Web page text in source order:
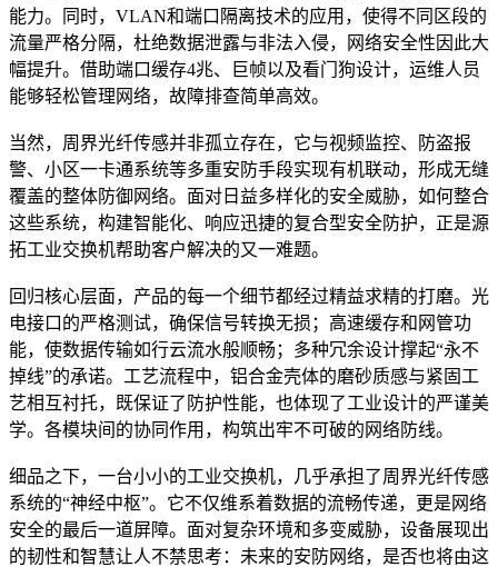
能力。同时，VLAN和端口隔离技术的应用，使得不同区段的
流量严格分隔，杜绝数据泄露与非法入侵，网络安全性因此大
幅提升。借助端口缓存4兆、巨帧以及看门狗设计，运维人员
能够轻松管理网络，故障排查简单高效。
当然，周界光纤传感并非孤立存在，它与视频监控、防盗报
警、小区一卡通系统等多重安防手段实现有机联动，形成无缝
覆盖的整体防御网络。面对日益多样化的安全威胁，如何整合
这些系统，构建智能化、响应迅捷的复合型安全防护，正是源
拓工业交换机帮助客户解决的又一难题。
回归核心层面，产品的每一个细节都经过精益求精的打磨。光
电接口的严格测试，确保信号转换无损；高速缓存和网管功
能，使数据传输如行云流水般顺畅；多种冗余设计撑起“永不
掉线”的承诺。工艺流程中，铝合金壳体的磨砂质感与紧固工
艺相互衬托，既保证了防护性能，也体现了工业设计的严谨美
学。各模块间的协同作用，构筑出牢不可破的网络防线。
细品之下，一台小小的工业交换机，几乎承担了周界光纤传感
系统的“神经中枢”。它不仅维系着数据的流畅传递，更是网络
安全的最后一道屏障。面对复杂环境和多变威胁，设备展现出
的韧性和智慧让人不禁思考：未来的安防网络，是否也将由这